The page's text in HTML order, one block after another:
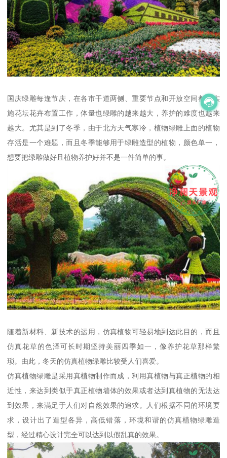
国庆绿雕每逢节庆，在各市干道两侧、重要节点和开放空间都会实
施花坛花卉布置工作，体量也绿雕的越来越大，养护的难度也越来
越大。尤其是到了冬季，由于北方天气寒冷，植物绿雕上面的植物
存活是一个难题，而且冬季能够用于绿雕造型的植物，颜色单一，
想要把绿雕做好且植物养护好并不是一件简单的事。
随着新材料、新技术的运用，仿真植物可轻易地到达此目的，而且
仿真花草的色泽可长时期坚持美丽四季如一，像养护花草那样繁
琐。由此，冬天的仿真植物绿雕比较受人们喜爱。
仿真植物绿雕是采用真植物制作而成，利用真植物与真正植物的相
近性，来达到类似于真正植物墙体的效果或者达到真植物的无法达
到效果，来满足于人们对自然效果的追求。人们根据不同的环境要
求，设计出了造型各异，高低错落，环境和谐的仿真植物绿雕造
型，经过精心设计完全可以达到以假乱真的效果。